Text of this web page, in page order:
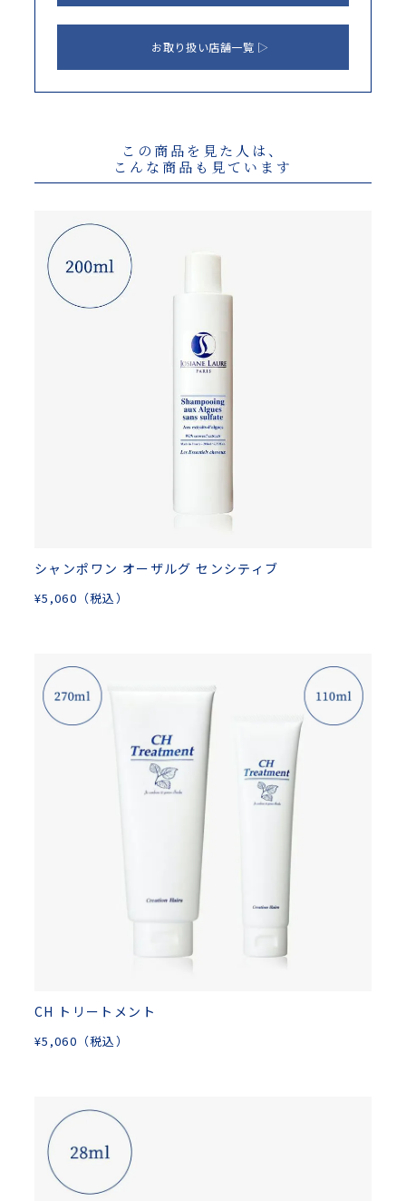
お取り扱い店舗一覧
この商品を見た人は、
こんな商品も見ています
シャンポワン オーザルグ センシティブ
¥5,060 （税込）
CH トリートメント
¥5,060 （税込）